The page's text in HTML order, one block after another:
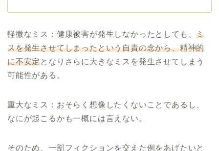
軽微なミス：健康被害が発生しなかったとしても、ミ
スを発生させてしまったという自責の念から、精神的
に不安定となりさらに大きなミスを発生させてしまう
可能性がある。
重大なミス：おそらく想像したくないことであるし、
なにが起こるかも一概には言えない。
そのため、一部フィクションを交えた例をあげたいと